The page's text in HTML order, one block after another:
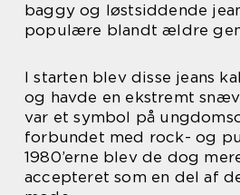
baggy og løstsiddende
populære blandt ældre
I starten blev disse jeans
og havde en ekstremt
var et symbol på
forbundet med rock- og
1980’erne blev de dog
accepteret som en del af